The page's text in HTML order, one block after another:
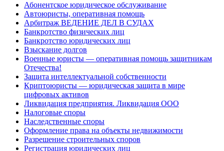
Абонентское юридическое обслуживание
Автоюристы, оперативная помощь
Арбитраж ВЕДЕНИЕ ДЕЛ В СУДАХ
Банкротство физических лиц
Банкротство юридических лиц
Взыскание долгов
Военные юристы — оперативная помощь защитникам
Отечества!
Защита интеллектуальной собственности
Криптоюристы — юридическая защита в мире
цифровых активов
Ликвидация предприятия. Ликвидация ООО
Налоговые споры
Наследственные споры
Оформление права на объекты недвижимости
Разрешение строительных споров
Регистрация юридических лиц